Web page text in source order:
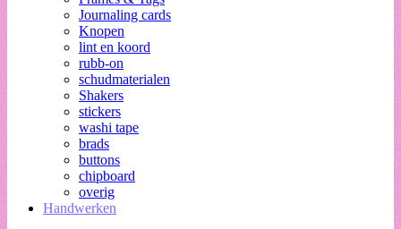
Journaling cards
Knopen
lint en koord
rubb-on
schudmaterialen
Shakers
stickers
washi tape
brads
buttons
chipboard
overig
Handwerken